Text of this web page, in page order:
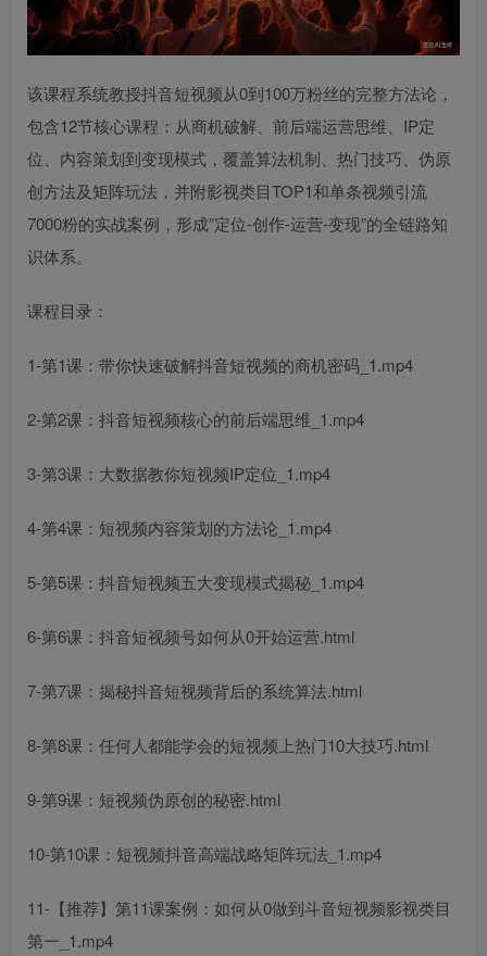
该课程系统教授抖音短视频从0到100万粉丝的完整方法论，
包含12节核心课程：从商机破解、前后端运营思维、IP定
位、内容策划到变现模式，覆盖算法机制、热门技巧、伪原
创方法及矩阵玩法，并附影视类目TOP1和单条视频引流
7000粉的实战案例，形成”定位-创作-运营-变现”的全链路知
识体系。
课程目录：
1-第1课：带你快速破解抖音短视频的商机密码_1.mp4
2-第2课：抖音短视频核心的前后端思维_1.mp4
3-第3课：大数据教你短视频IP定位_1.mp4
4-第4课：短视频内容策划的方法论_1.mp4
5-第5课：抖音短视频五大变现模式揭秘_1.mp4
6-第6课：抖音短视频号如何从0开始运营.html
7-第7课：揭秘抖音短视频背后的系统算法.html
8-第8课：任何人都能学会的短视频上热门10大技巧.html
9-第9课：短视频伪原创的秘密.html
10-第10课：短视频抖音高端战略矩阵玩法_1.mp4
11-【推荐】第11课案例：如何从0做到斗音短视频影视类目
第一_1.mp4